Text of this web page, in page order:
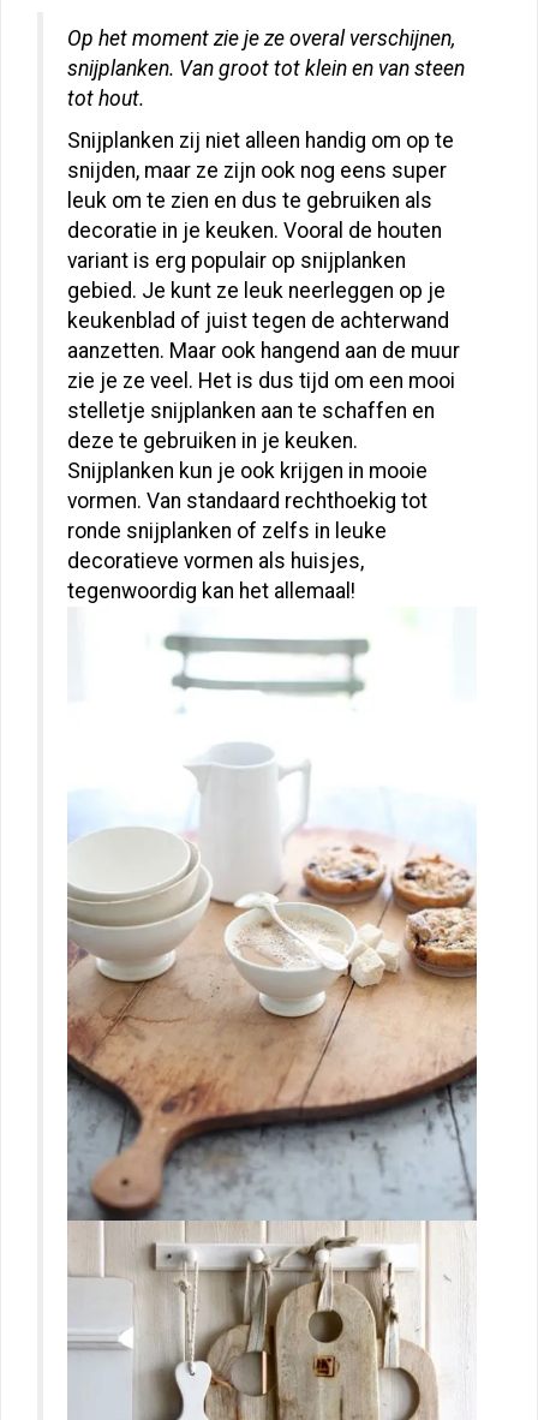
Op het moment zie je ze overal verschijnen,
snijplanken. Van groot tot klein en van steen
tot hout.
Snijplanken zij niet alleen handig om op te
snijden, maar ze zijn ook nog eens super
leuk om te zien en dus te gebruiken als
decoratie in je keuken. Vooral de houten
variant is erg populair op snijplanken
gebied. Je kunt ze leuk neerleggen op je
keukenblad of juist tegen de achterwand
aanzetten. Maar ook hangend aan de muur
zie je ze veel. Het is dus tijd om een mooi
stelletje snijplanken aan te schaffen en
deze te gebruiken in je keuken.
Snijplanken kun je ook krijgen in mooie
vormen. Van standaard rechthoekig tot
ronde snijplanken of zelfs in leuke
decoratieve vormen als huisjes,
tegenwoordig kan het allemaal!